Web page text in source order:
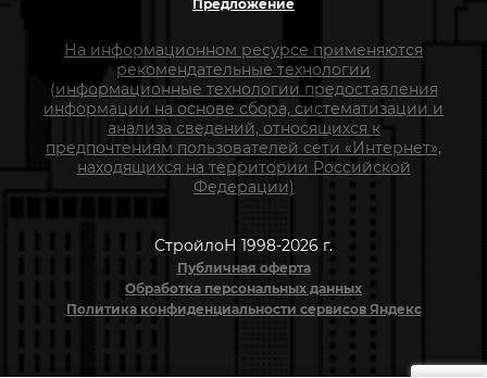
Предложение
На информационном ресурсе применяются
рекомендательные технологии
(информационные технологии предоставления
информации на основе сбора, систематизации и
анализа сведений, относящихся к
предпочтениям пользователей сети «Интернет»,
находящихся на территории Российской
Федерации)
СтройлоН 1998-2026 г.
Публичная оферта
Обработка персональных данных
Политика конфиденциальности сервисов Яндекс